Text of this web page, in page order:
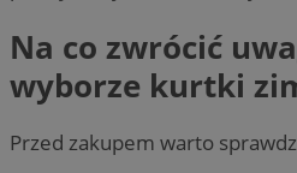
Na co zwrócić
wyborze kurtki
Przed zakupem warto